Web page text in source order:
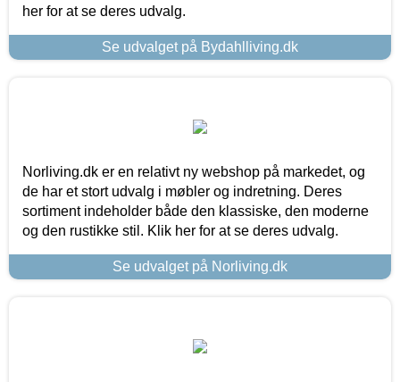
her for at se deres udvalg.
Se udvalget på Bydahlliving.dk
Norliving.dk er en relativt ny webshop på markedet, og
de har et stort udvalg i møbler og indretning. Deres
sortiment indeholder både den klassiske, den moderne
og den rustikke stil. Klik her for at se deres udvalg.
Se udvalget på Norliving.dk